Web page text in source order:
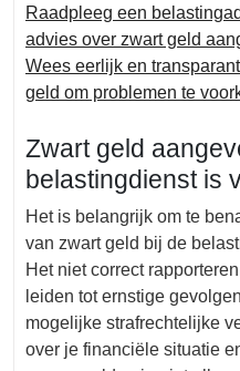
Raadpleeg een
advies over zwart geld
Wees eerlijk en
geld om problemen te
Zwart geld
belastingdienst is
Het is belangrijk om te
van zwart geld bij de
Het niet correct
leiden tot ernstige
mogelijke strafrechtelijke
over je financiële situatie